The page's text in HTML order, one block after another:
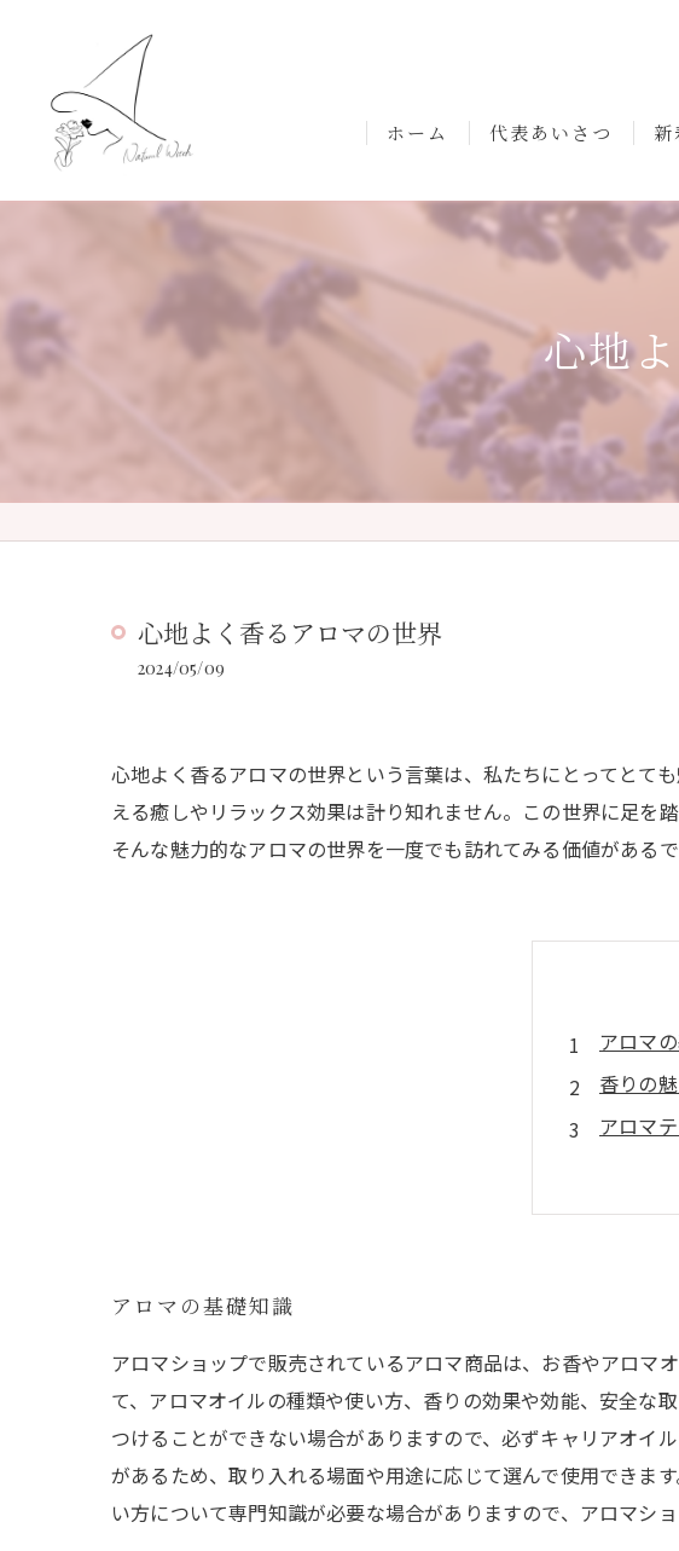
ホーム 代表あいさつ 新
心地
心地よく香るアロマの世界
2024/05/09
心地よく香るアロマの世界という言葉は、私たちにとってとて
える癒しやリラックス効果は計り知れません。この世界に足を
そんな魅力的なアロマの世界を一度でも訪れてみる価値があるで
アロマ
香りの
アロマ
アロマ
アロマの基礎知識
アロマショップで販売されているアロマ商品は、お香やアロマ
て、アロマオイルの種類や使い方、香りの効果や効能、安全な
つけることができない場合がありますので、必ずキャリアオイ
があるため、取り入れる場面や用途に応じて選んで使用できま
い方について専門知識が必要な場合がありますので、アロマシ